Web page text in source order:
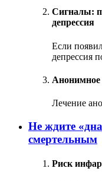
Сигналы:
депрессия
Если
депрессия
Анонимное
Лечение
Не ждите
смертельным
Риск